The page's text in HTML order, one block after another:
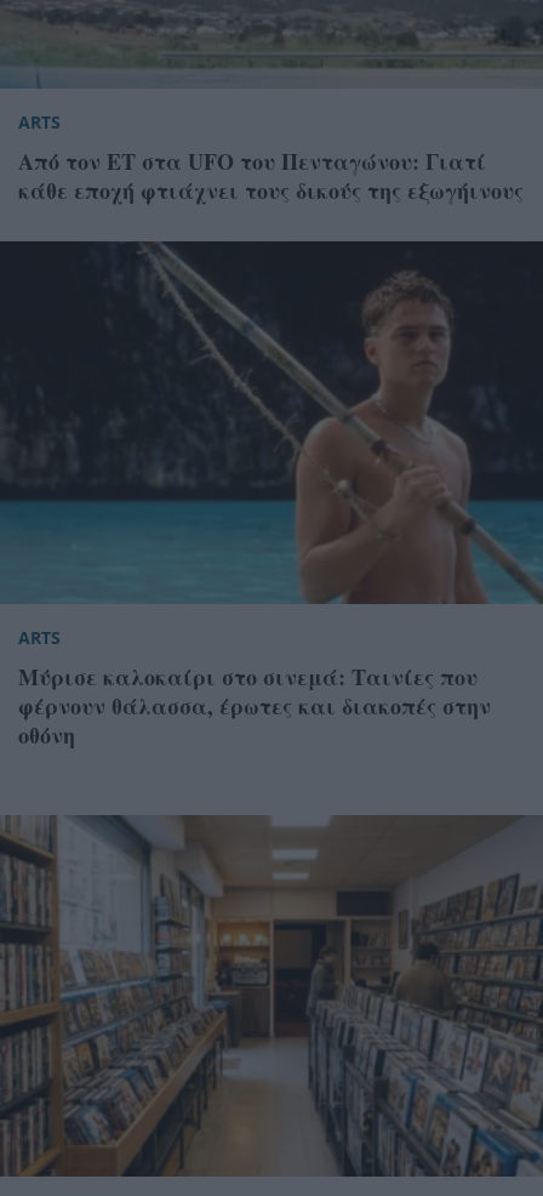
ARTS
Από τον ET στα UFO του Πενταγώνου: Γιατί
κάθε εποχή φτιάχνει τους δικούς της εξωγήινους
ARTS
Μύρισε καλοκαίρι στο σινεμά: Ταινίες που
φέρνουν θάλασσα, έρωτες και διακοπές στην
οθόνη